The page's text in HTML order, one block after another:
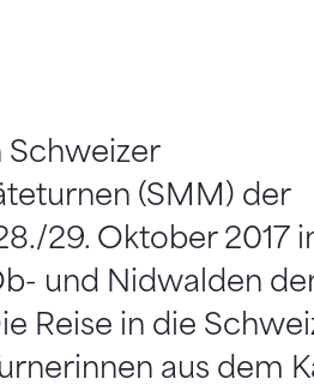
Schweizer
(SMM) der
29. Oktober 2017
und Nidwalden
Reise in die
aus dem